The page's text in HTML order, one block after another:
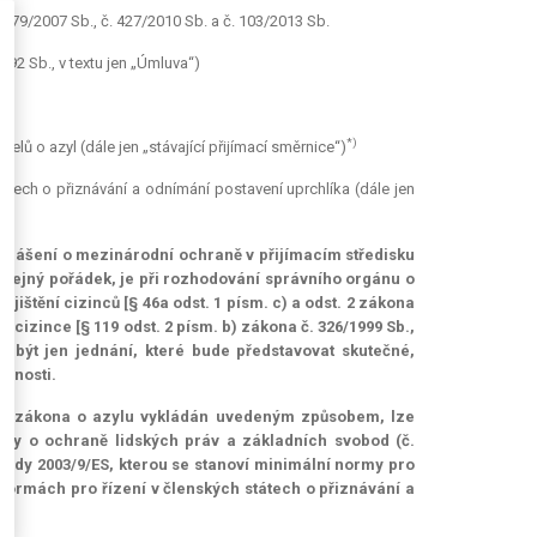
2007 Sb., č. 427/2010 Sb. a č. 103/2013 Sb.
Sb., v textu jen „Úmluva“)
o azyl (dále jen „stávající přijímací směrnice“)*)
o přiznávání a odnímání postavení uprchlíka (dále jen
o mezinárodní ochraně v přijímacím středisku
pořádek, je při rozhodování správního orgánu o
cizinců [§ 46a odst. 1 písm. c) a odst. 2 zákona
[§ 119 odst. 2 písm. b) zákona č. 326/1999 Sb.,
být jen jednání, které bude představovat skutečné,
zákona o azylu vykládán uvedeným způsobem, lze
o ochraně lidských práv a základních svobod (č.
2003/9/ES, kterou se stanoví minimální normy pro
pro řízení v členských státech o přiznávání a